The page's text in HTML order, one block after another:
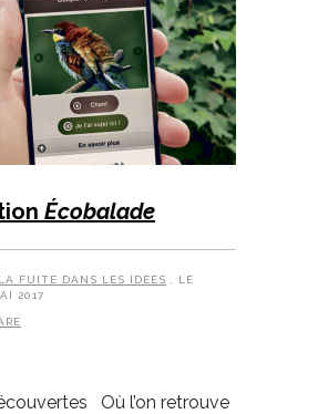
Écobalade
LA FUITE DANS LES IDÉES
, LE
2017
Où l’on retrouve